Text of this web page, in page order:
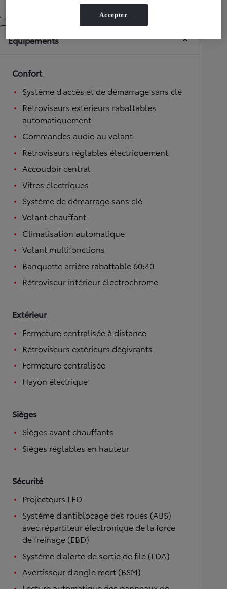
Équipements
Confort
Système d'accès et de démarrage sans clé
Rétroviseurs extérieurs rabattables
automatiquement
Commandes audio au volant
Rétroviseurs réglables électriquement
Accoudoir central
Vitres électriques
Système de démarrage sans clé
Volant chauffant
Climatisation automatique
Volant multifonctions
Banquette arrière rabattable 60:40
Rétroviseur intérieur électrochrome
Extérieur
Fermeture centralisée à distance
Rétroviseurs extérieurs dégivrants
Fermeture centralisée
Hayon électrique
Sièges
Sièges avant chauffants
Sièges réglables en hauteur
Sécurité
Projecteurs LED
Système d'antiblocage des roues (ABS)
avec répartiteur électronique de la force
de freinage (EBD)
Système d'alerte de sortie de file (LDA)
Avertisseur d'angle mort (BSM)
Accepter